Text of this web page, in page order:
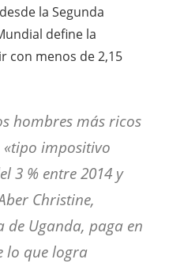
la Segunda
define la
con menos de 2,15
hombres más ricos
impositivo
3 % entre 2014 y
Christine,
de Uganda, paga en
lo que logra